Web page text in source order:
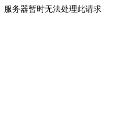
服务器暂时无法处理此请求